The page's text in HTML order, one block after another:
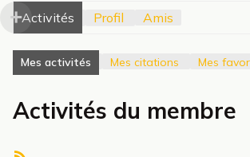
Activités Profil Amis
Mes activités Mes citations Mes
Activités du membre